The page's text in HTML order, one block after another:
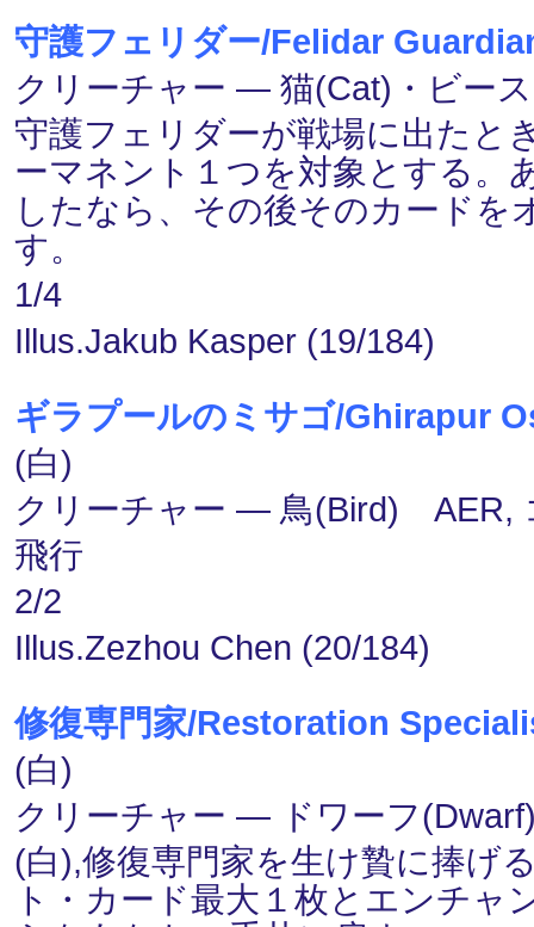
守護フェリダー/Felidar
クリーチャー ― 猫(Cat)・ビー
守護フェリダーが戦場に出たと
ーマネント１つを対象とする。
したなら、その後そのカードを
す。
1/4
Illus.Jakub Kasper (19/184)
ギラプールのミサゴ/Ghirapur
(白)
クリーチャー ― 鳥(Bird) AER,
飛行
2/2
Illus.Zezhou Chen (20/184)
修復専門家/Restoration
(白)
クリーチャー ― ドワーフ
(白),修復専門家を生け贄に捧げ
ト・カード最大１枚とエンチャ